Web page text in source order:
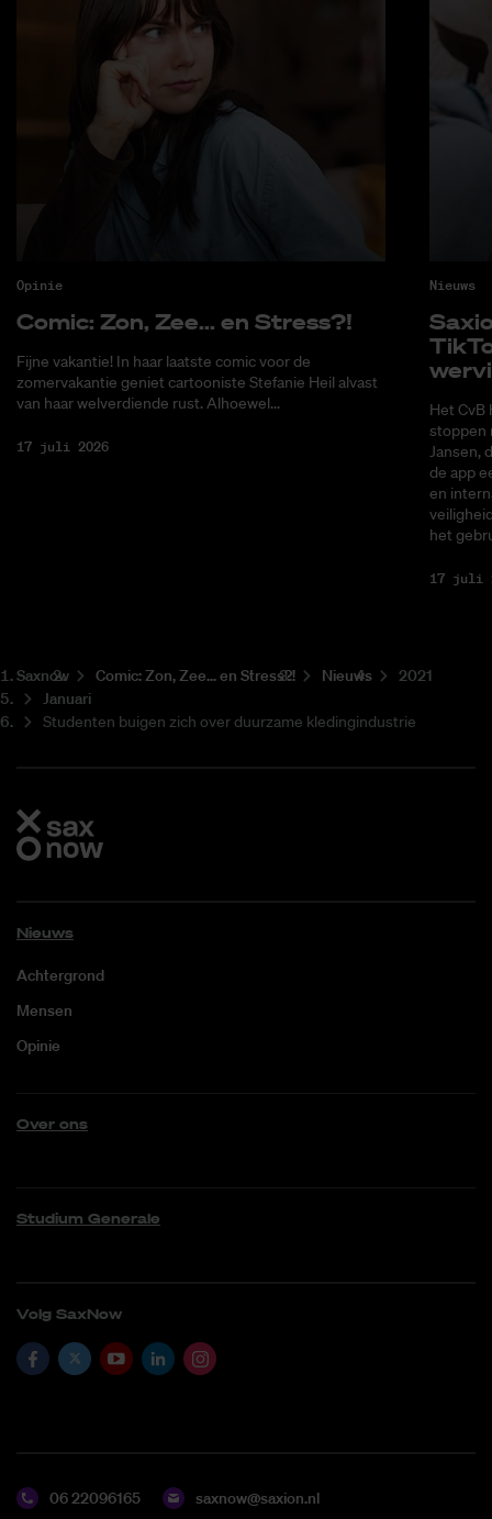
Opinie
Co­mic: Zon, Zee... en Stress?!
Fijne vakantie! In haar laatste comic voor de
zomervakantie geniet cartooniste Stefanie Heil alvast
van haar welverdiende rust. Alhoewel...
17 juli 2026
Nieuws
Het CvB
stoppen
Jansen,
de app
en
het
17 juli
Saxnow Co­mic: Zon, Zee... en Stress?! Nieuws
2021
Januari
Studenten buigen zich over duurzame kledingindustrie
Nieuws
Achtergrond
Mensen
Opinie
Over ons
Studium Generale
Volg SaxNow
06 22096165 saxnow@saxion.nl